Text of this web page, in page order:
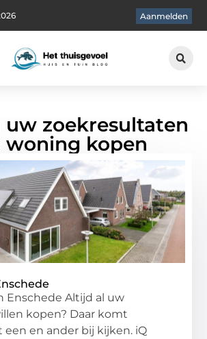
Aanmelden
uw zoekresultaten
woning kopen
Enschede Altijd al uw
kopen? Daar komt
en ander bij kijken. iQ